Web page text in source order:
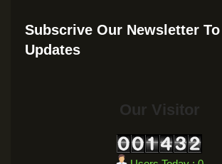
Subscrive Our Newsletter
Updates
Our Visitor